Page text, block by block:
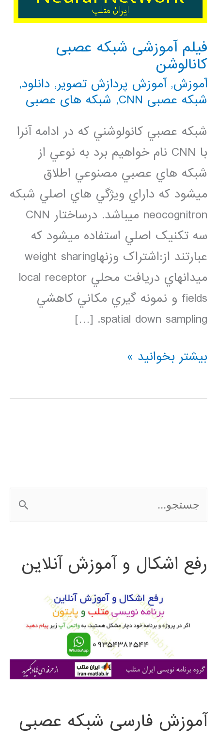
فیلم آموزشی شبکه عصبی
کانالوشن
آموزش,آموزش پردازش تصویر, دانلود,
شبکه عصبی CNN
, شبکه های عصبی
شبکه عصبي کانولوشني که در ادامه آنرا
با CNN نام خواهيم برد به نوعي از
شبکه هاي عصبي مصنوعي اطلاق
ميشود که داراي ويژگي هاي اصلي شبکه
neocognitron ميباشد. درساختار CNN
سه تکنيک اصلي استفاده ميشود که
عبارتند از:اشتراک وزنهاweight sharing
ميدانهاي دريافت محلي local receptor
fields و نمونه گيري مکاني کاهشي
spatial down sampling. […]
فیلم
شبکه
بیشتر بخوانید »
س
ج
ی
رفع اشکال و آموزش آنلاین
آموزش فارسی شبکه عصبی